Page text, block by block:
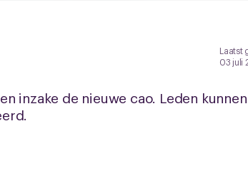
Laatst
03 juli
inzake de nieuwe cao. Leden